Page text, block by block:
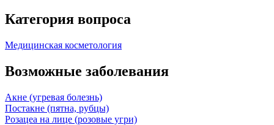
Категория вопроса
Медицинская косметология
Возможные заболевания
Акне (угревая болезнь)
Постакне (пятна, рубцы)
Розацеа на лице (розовые угри)